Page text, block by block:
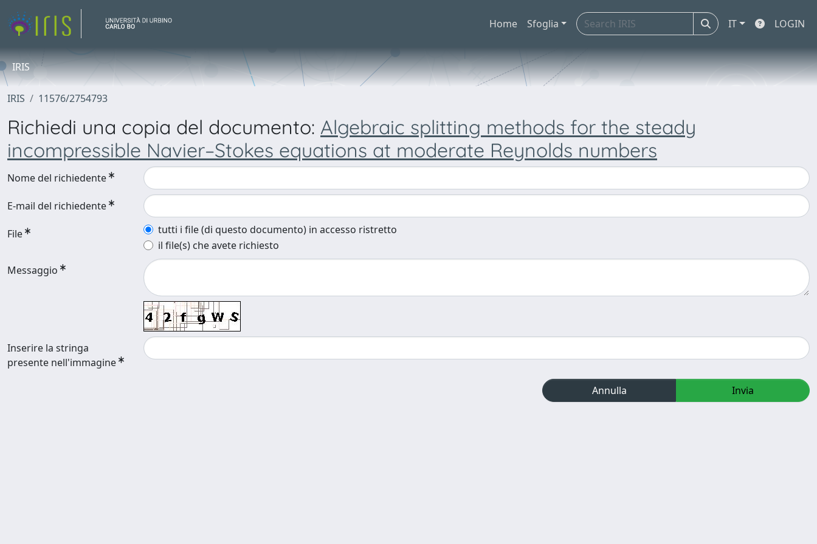
Home Sfoglia IT LOGIN
IRIS
IRIS 11576/2754793
Richiedi una copia del documento: Algebraic splitting methods for the steady
incompressible Navier–Stokes equations at moderate Reynolds numbers
Nome del richiedente
E-mail del richiedente
File
tutti i file (di questo documento) in accesso ristretto
il file(s) che avete richiesto
Messaggio
Inserire la stringa
presente nell'immagine
Annulla Invia